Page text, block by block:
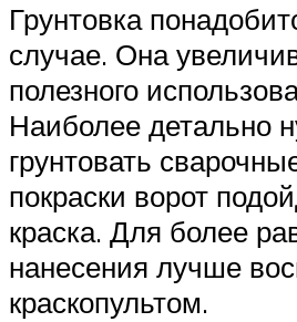
Грунтовка
случае. Она
полезного
Наиболее детально
грунтовать
покраски ворот
краска. Для более
нанесения лучше
краскопультом.